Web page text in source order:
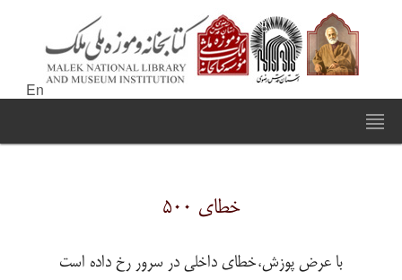
En
خطای ۵۰۰
با عرض پوزش،خطای داخلی در سرور رخ داده است